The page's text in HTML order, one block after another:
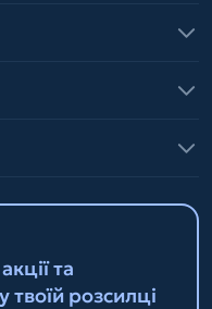
та
твоїй розсилці